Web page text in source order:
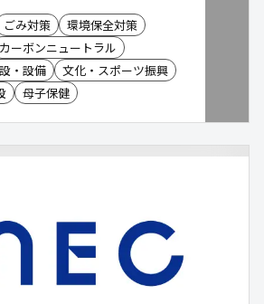
ショップは、車の製造工程で生
プサイクル体験を通じて、カ
、SDGsを身近なテーマとし
きる体験型コンテンツです。
る地域イベントでも導入しや
催される環境フェアや、環境学
ログラムなどで採用され、多く
ただいています。 自分だけのア
ごみ対策
環境保全対策
カーボンニュートラル
・設備
文化・スポーツ振興
母子保健